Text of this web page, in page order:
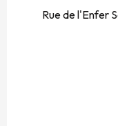
Rue de l'Enfer